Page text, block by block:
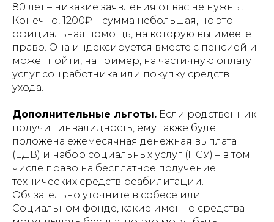
80 лет – никакие заявления от вас не нужны​.
Конечно, 1200₽ – сумма небольшая, но это
официальная помощь, на которую вы имеете
право. Она индексируется вместе с пенсией и
может пойти, например, на частичную оплату
услуг соцработника или покупку средств
ухода.
Дополнительные льготы. Если родственник
получит инвалидность, ему также будет
положена ежемесячная денежная выплата
(ЕДВ) и набор социальных услуг (НСУ) – в том
числе право на бесплатное получение
технических средств реабилитации.
Обязательно уточните в собесе или
Социальном фонде, какие именно средства